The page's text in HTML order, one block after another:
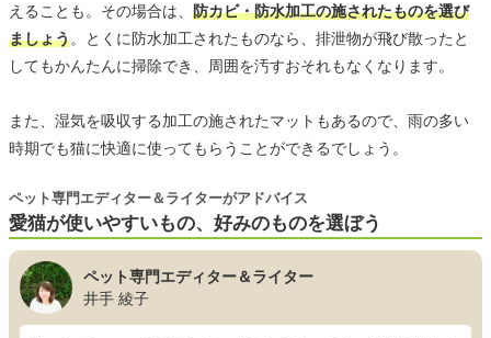
えることも。その場合は、 防カビ・防水加工の施されたものを選び
ましょう。とくに防水加工されたものなら、排泄物が飛び散ったと
してもかんたんに掃除でき、周囲を汚すおそれもなくなります。
また、湿気を吸収する加工の施されたマットもあるので、雨の多い
時期でも猫に快適に使ってもらうことができるでしょう。
愛猫が使いやすいもの、好みのものを選ぼう
ペット専門エディター＆ライターがアドバイス
ペット専門エディター＆ライター
井手 綾子